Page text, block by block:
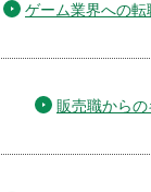
ゲーム業界への
販売職から